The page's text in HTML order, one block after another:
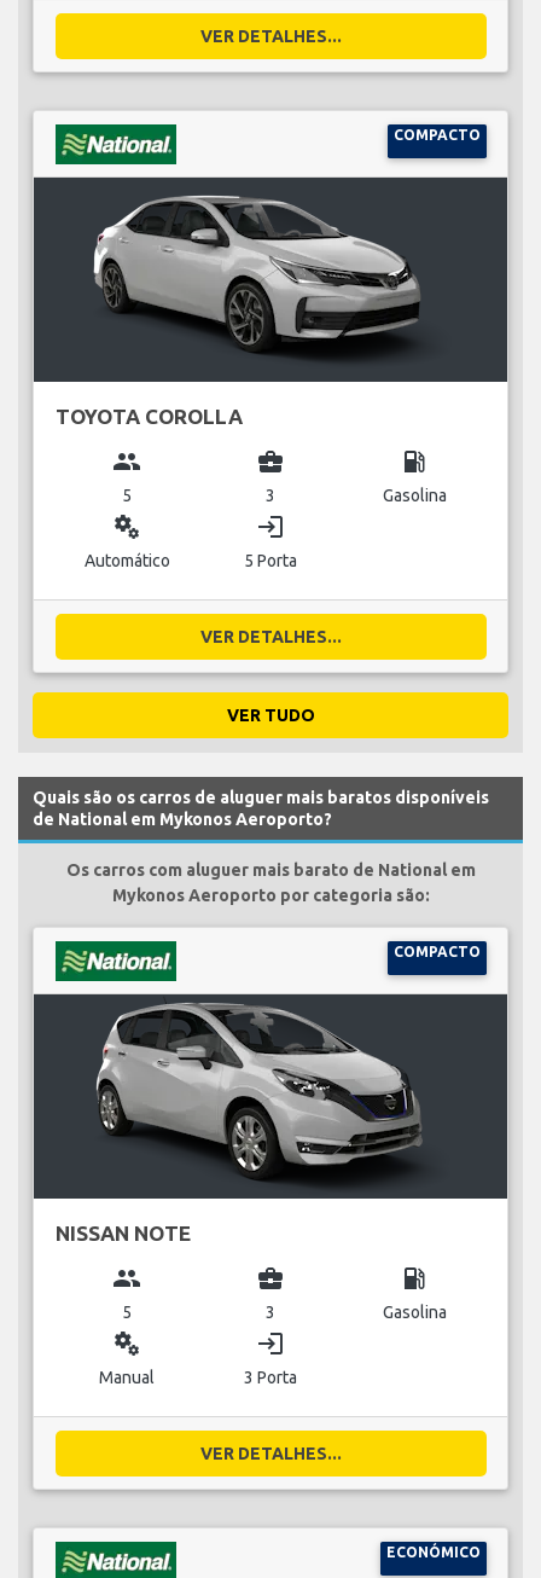
VER DETALHES...
COMPACTO
TOYOTA COROLLA
group
5
business_center
3
local_gas_station
Gasolina
miscellaneous_services
Automático
login
5 Porta
VER DETALHES...
VER TUDO
Quais são os carros de aluguer mais baratos disponíveis
de National em Mykonos Aeroporto?
Os carros com aluguer mais barato de National em
Mykonos Aeroporto por categoria são:
COMPACTO
NISSAN NOTE
group
5
business_center
3
local_gas_station
Gasolina
miscellaneous_services
Manual
login
3 Porta
VER DETALHES...
ECONÓMICO